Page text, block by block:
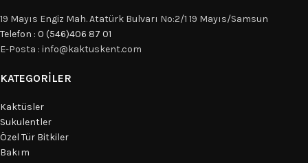
19 Mayıs Engiz Mah. Atatürk Bulvarı No:2/1 19 Mayıs/Samsun
Telefon : 0 (546)406 87 01
E-Posta : info@kaktuskent.com
KATEGORILER
Kaktüsler
Sukulentler
Özel Tür Bitkiler
Bakım